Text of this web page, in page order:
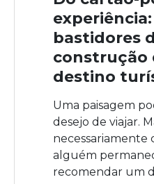
bastidores
construção
destino
Uma paisagem
desejo de viajar.
necessariamente
alguém
recomendar um